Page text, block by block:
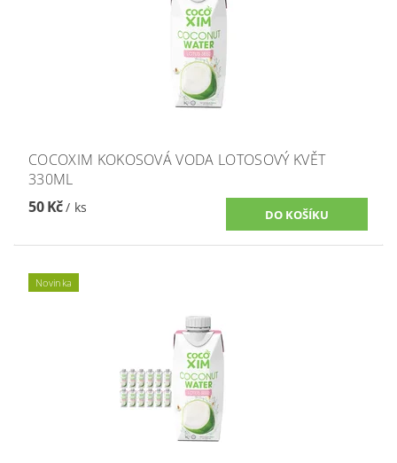
COCOXIM KOKOSOVÁ VODA LOTOSOVÝ KVĚT
330ML
50 Kč/ ks
Novinka